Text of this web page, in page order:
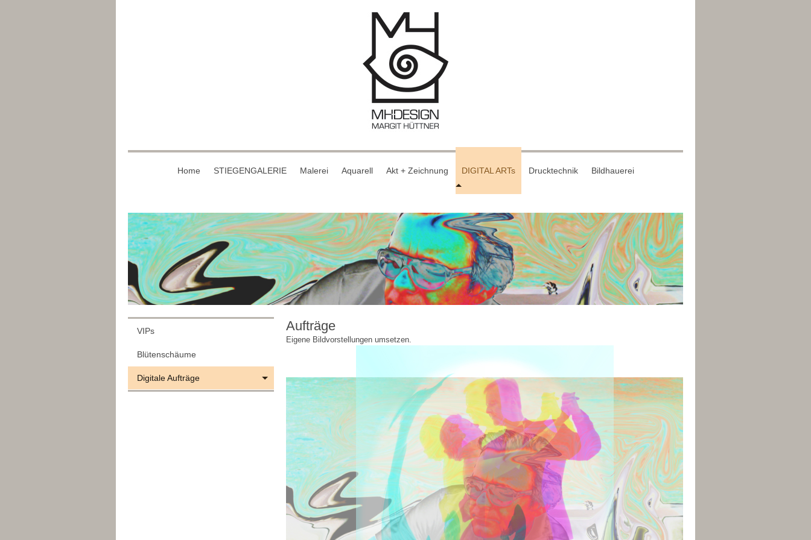
Home STIEGENGALERIE Malerei Aquarell Akt + Zeichnung DIGITAL ARTs Drucktechnik Bildhauerei
Aufträge
Eigene Bildvorstellungen umsetzen.
VIPs
Blütenschäume
Digitale Aufträge